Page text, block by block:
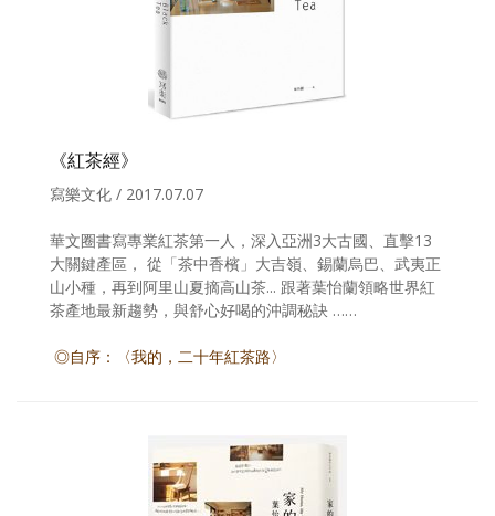
《紅茶經》
寫樂文化 / 2017.07.07
華文圈書寫專業紅茶第一人，深入亞洲3大古國、直擊13
大關鍵產區， 從「茶中香檳」大吉嶺、錫蘭烏巴、武夷正
山小種，再到阿里山夏摘高山茶... 跟著葉怡蘭領略世界紅
茶產地最新趨勢，與舒心好喝的沖調秘訣 ……
◎自序：〈我的，二十年紅茶路〉